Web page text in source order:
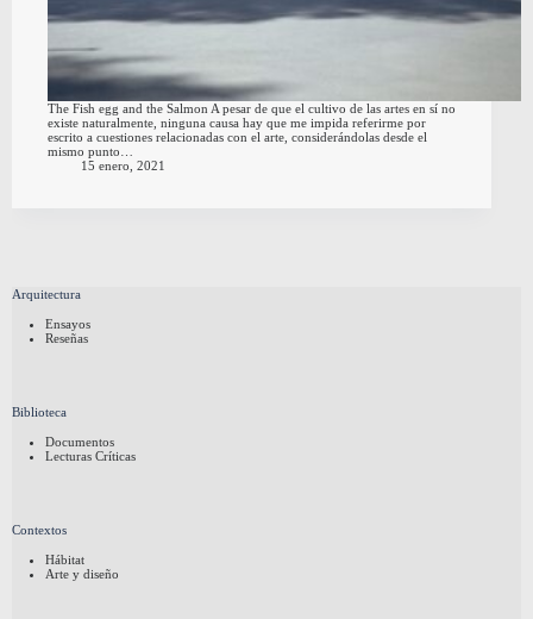
The Fish egg and the Salmon A pesar de que el cultivo de las artes en sí no
existe naturalmente, ninguna causa hay que me impida referirme por
escrito a cuestiones relacionadas con el arte, considerándolas desde el
mismo punto…
15 enero, 2021
Arquitectura
Ensayos
Reseñas
Biblioteca
Documentos
Lecturas Críticas
Contextos
Hábitat
Arte y diseño